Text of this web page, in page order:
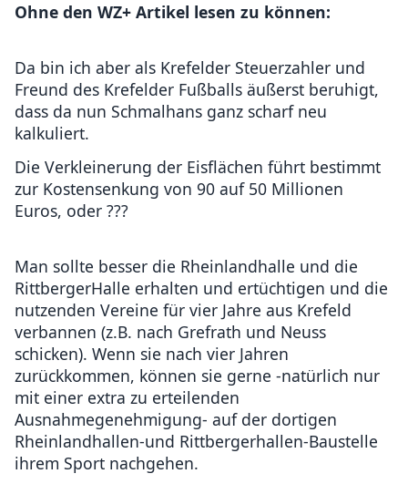
Ohne den WZ+ Artikel lesen zu können:
Da bin ich aber als Krefelder Steuerzahler und
Freund des Krefelder Fußballs äußerst beruhigt,
dass da nun Schmalhans ganz scharf neu
kalkuliert.
Die Verkleinerung der Eisflächen führt bestimmt
zur Kostensenkung von 90 auf 50 Millionen
Euros, oder ???
Man sollte besser die Rheinlandhalle und die
RittbergerHalle erhalten und ertüchtigen und die
nutzenden Vereine für vier Jahre aus Krefeld
verbannen (z.B. nach Grefrath und Neuss
schicken). Wenn sie nach vier Jahren
zurückkommen, können sie gerne -natürlich nur
mit einer extra zu erteilenden
Ausnahmegenehmigung- auf der dortigen
Rheinlandhallen-und Rittbergerhallen-Baustelle
ihrem Sport nachgehen.